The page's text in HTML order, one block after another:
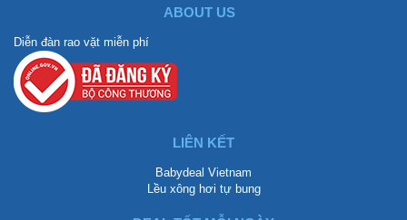
ABOUT US
Diễn đàn rao vặt miễn phí
LIÊN KẾT
Babydeal Vietnam
Lều xông hơi tự bung